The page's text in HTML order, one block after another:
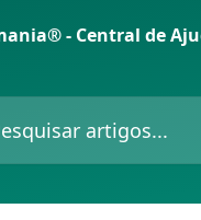
artigos...